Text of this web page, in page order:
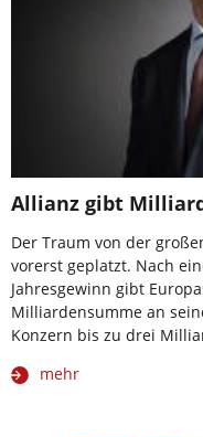
Allianz gibt
Der Traum von der
vorerst geplatzt. Nach
Jahresgewinn gibt
Milliardensumme an
Konzern bis zu drei
mehr